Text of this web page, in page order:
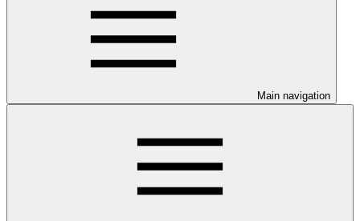
Main navigation